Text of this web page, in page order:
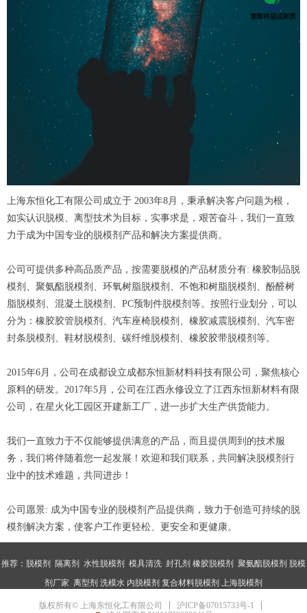
上海东恒化工有限公司成立于 2003年8月，秉承解决客户问题为根，
如实认识脱模、离型技术为目标，实事求是，艰苦奋斗，我们一直致
力于成为中国专业的脱模剂产品和解决方案提供商。
公司可提供多种高品质产品，按需要脱模的产品材质分有: 橡胶制品脱
模剂、聚氨酯脱模剂、环氧树脂脱模剂、不饱和树脂脱模剂、酚醛树
脂脱模剂、混凝土脱模剂、PC预制件脱模剂等。按照行业划分，可以
分为：橡胶胶管脱模剂、汽车座椅脱模剂、橡胶减震脱模剂、汽车密
封条脱模剂、鞋材脱模剂、碳纤维脱模剂、橡胶胶带脱模剂等。
2015年6月，公司在成都设立成都东恒新材料科技有限公司，聚焦核心
原料的研发。2017年5月，公司在江西永修设立了江西东恒新材料有限
公司，在星火化工园区开建新工厂，进一步扩大生产供货能力。
我们一直致力于不仅能够提供满意的产品，而且提供周到的技术服
务，我们将伴随着您一起发展！欢迎和我们联系，共同解决脱模剂行
业中的技术难题，共同进步！
公司愿景: 成为中国专业的脱模剂产品提供商，致力于创造可持续的脱
模剂解决方案，使客户工作更轻松、更安全和更健康。
推荐： 脱模剂 隔离剂 水性脱模剂 模具清洗 封孔剂橡胶脱模剂 聚氨酯脱模剂 脱模
剂厂家 离型剂 洗模水 内脱模剂 复合材料脱模剂 上海脱模剂
版权所有© 上海东恒化工有限公司
沪ICP备07015733号-1